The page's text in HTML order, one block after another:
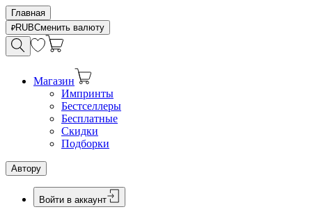
Главная
RUBСменить валюту
Магазин
Импринты
Бестселлеры
Бесплатные
Скидки
Подборки
Автору
Войти в аккаунт